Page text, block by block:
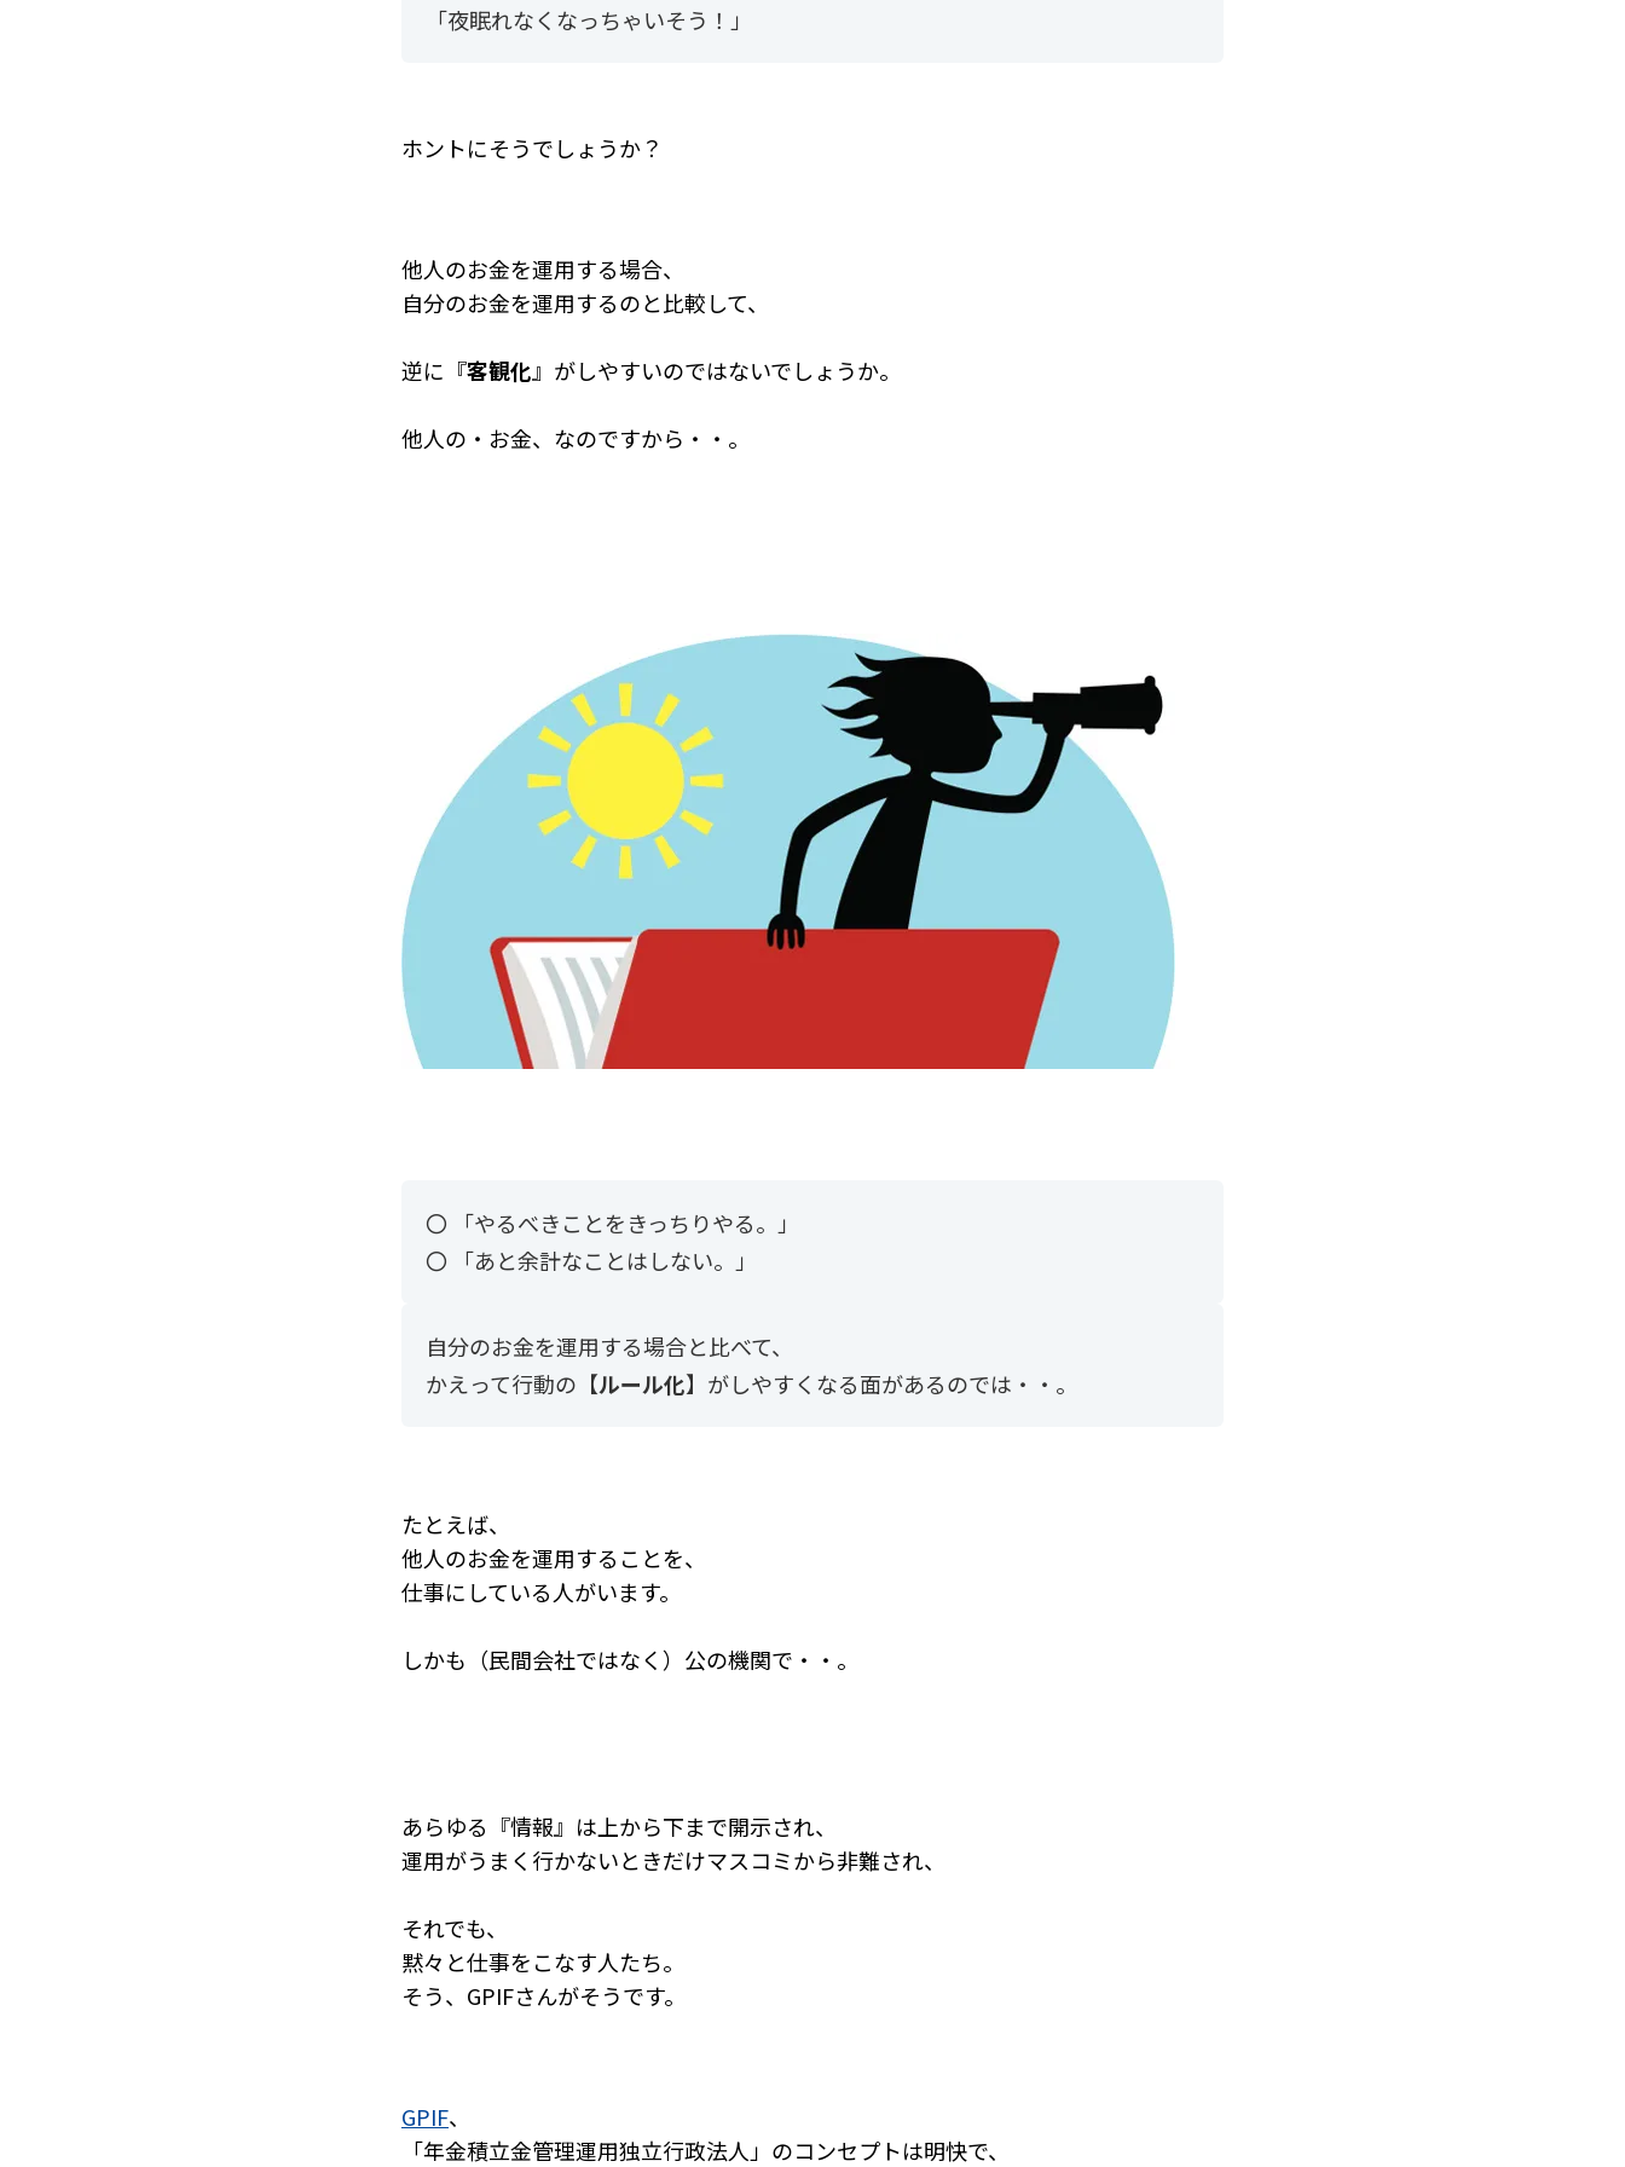
「夜眠れなくなっちゃいそう！」
ホントにそうでしょうか？
他人のお金を運用する場合、
自分のお金を運用するのと比較して、
逆に『客観化』がしやすいのではないでしょうか。
他人の・お金、なのですから・・。
〇 「やるべきことをきっちりやる。」
〇 「あと余計なことはしない。」
自分のお金を運用する場合と比べて、
かえって行動の【ルール化】がしやすくなる面があるのでは・・。
たとえば、
他人のお金を運用することを、
仕事にしている人がいます。
しかも（民間会社ではなく）公の機関で・・。
あらゆる『情報』は上から下まで開示され、
運用がうまく行かないときだけマスコミから非難され、
それでも、
黙々と仕事をこなす人たち。
そう、GPIFさんがそうです。
GPIF、
「年金積立金管理運用独立行政法人」のコンセプトは明快で、